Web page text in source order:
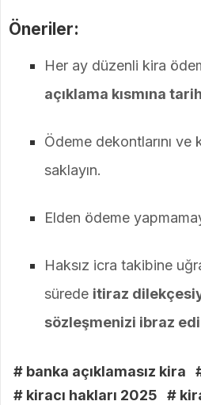
Öneriler:
Her ay düzenli kira
açıklama kısmına
Ödeme dekontlarını ve
saklayın.
Elden ödeme
Haksız icra takibine
sürede itiraz
sözleşmenizi ibraz
# banka açıklamasız kira
# kiracı hakları 2025
#